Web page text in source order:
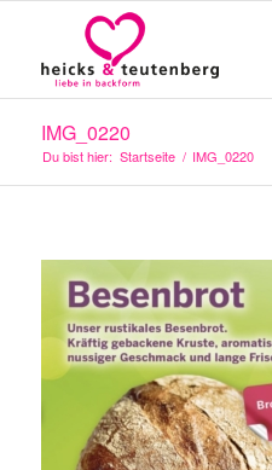
IMG_0220
Du bist hier: Startseite / IMG_0220